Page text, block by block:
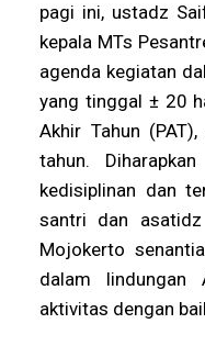
pagi ini, ustadz
kepala MTs
agenda kegiatan
yang tinggal ± 20
Akhir Tahun
tahun.
kedisiplinan dan
santri dan
Mojokerto
dalam lindungan
aktivitas dengan